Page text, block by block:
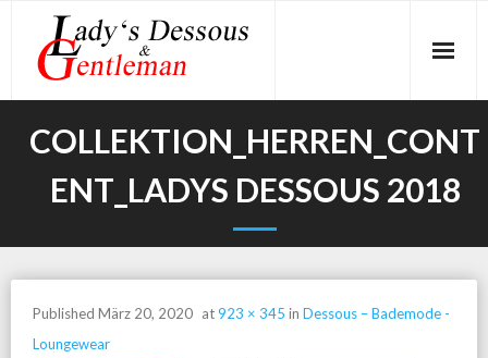
content
COLLEKTION_HERREN_CONT
ENT_LADYS DESSOUS 2018
Published März 20, 2020 at923 × 345 in Dessous – Bademode -
Loungewear